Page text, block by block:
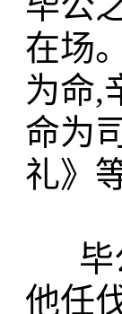
在场
为命,
命为
礼
毕
他任